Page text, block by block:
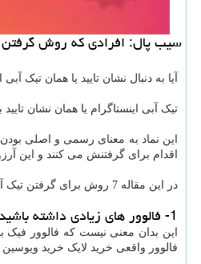
سیب پال: افرادی كه روش گرفتن
آیا به دنبال نشان تایید یا همان تیک
تیک آبی اینستاگرام یا همان نشان
این نماد به معنای رسمی و اصلی
اقدام برای گرفتنش می کنند و این
در این مقاله 7 روش برای گرفتن تیک آبی را آموزش می دهیم. من پر حرفی نمی کنم و کوتاه، مختصر و مفید بیان می کنم پس لطفا با حواس جمع بخوانید:
1- فالوور های زیادی داشته باشید
این بدان معنی نیست که فالوور فیک
فالوور واقعی خرید لایک خرید